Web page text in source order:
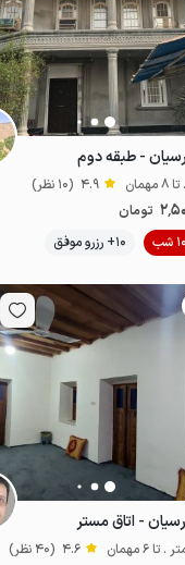
- طبقه دوم
4.9 (10 نظر)
تومان
10+ رزرو موفق
- اتاق مستر
4.6 (40 نظر)